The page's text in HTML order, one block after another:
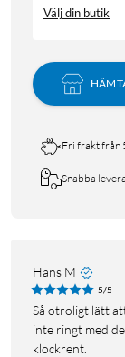
Välj din butik
Fri frakt från
Snabba
Hans M
5/5
Så otroligt lätt att installera. Funkar hur bra som helst. Har
inte ringt med
klockrent.